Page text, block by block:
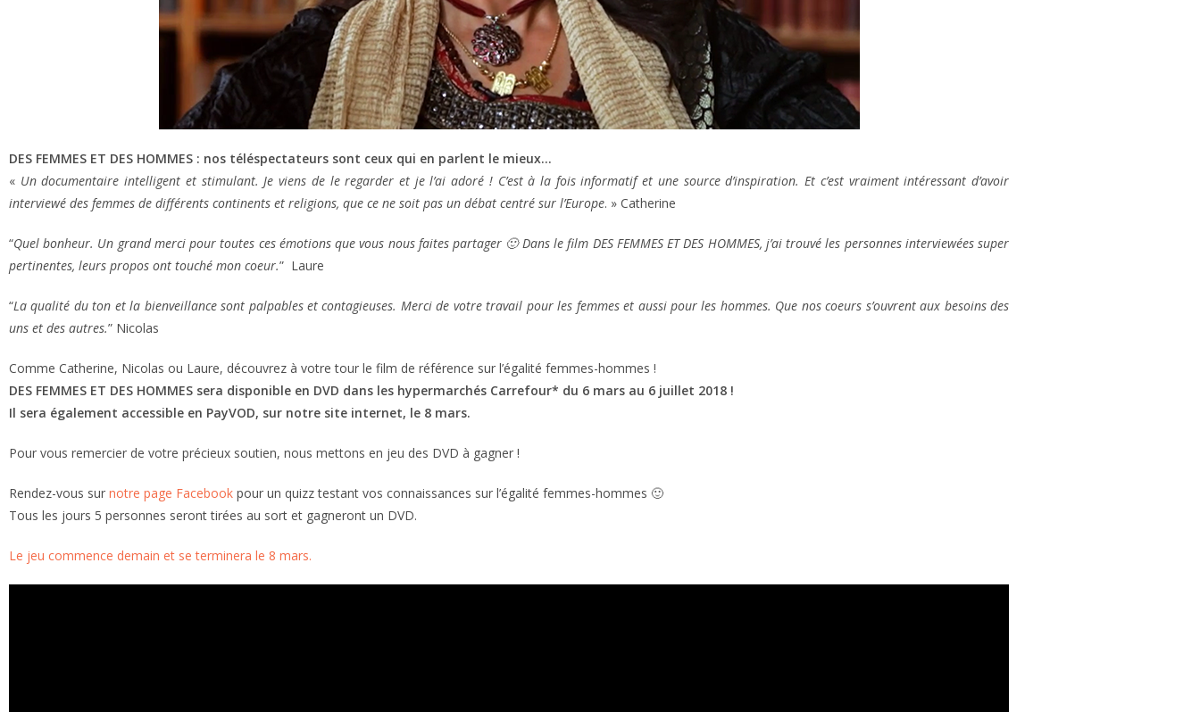
DES FEMMES ET DES HOMMES : nos téléspectateurs sont ceux qui en parlent le mieux…
« Un documentaire intelligent et stimulant. Je viens de le regarder et je l’ai adoré ! C’est à la fois informatif et une source d’inspiration. Et c’est vraiment intéressant d’avoir
interviewé des femmes de différents continents et religions, que ce ne soit pas un débat centré sur l’Europe. » Catherine
“Quel bonheur. Un grand merci pour toutes ces émotions que vous nous faites partager 🙂 Dans le film DES FEMMES ET DES HOMMES, j’ai trouvé les personnes interviewées super
pertinentes, leurs propos ont touché mon coeur.” Laure
“La qualité du ton et la bienveillance sont palpables et contagieuses. Merci de votre travail pour les femmes et aussi pour les hommes. Que nos coeurs s’ouvrent aux besoins des
uns et des autres.” Nicolas
Comme Catherine, Nicolas ou Laure, découvrez à votre tour le film de référence sur l’égalité femmes-hommes !
DES FEMMES ET DES HOMMES sera disponible en DVD dans les hypermarchés Carrefour* du 6 mars au 6 juillet 2018 !
Il sera également accessible en PayVOD, sur notre site internet, le 8 mars.
Pour vous remercier de votre précieux soutien, nous mettons en jeu des DVD à gagner !
Rendez-vous sur notre page Facebook pour un quizz testant vos connaissances sur l’égalité femmes-hommes 🙂
Tous les jours 5 personnes seront tirées au sort et gagneront un DVD.
Le jeu commence demain et se terminera le 8 mars.